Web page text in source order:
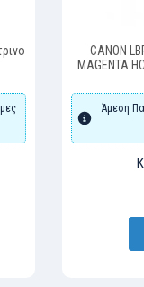
CANON
MAGENTA
Άμεση